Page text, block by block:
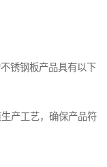
锈钢板产品具有以下
产工艺，确保产品符